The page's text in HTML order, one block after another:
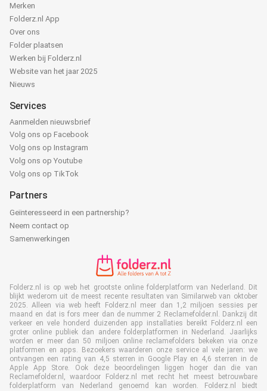
Merken
Folderz.nl App
Over ons
Folder plaatsen
Werken bij Folderz.nl
Website van het jaar 2025
Nieuws
Services
Aanmelden nieuwsbrief
Volg ons op Facebook
Volg ons op Instagram
Volg ons op Youtube
Volg ons op TikTok
Partners
Geïnteresseerd in een partnership?
Neem contact op
Samenwerkingen
Folderz.nl is op web het grootste online folderplatform van Nederland. Dit
blijkt wederom uit de meest recente resultaten van Similarweb van oktober
2025. Alleen via web heeft Folderz.nl meer dan 1,2 miljoen sessies per
maand en dat is fors meer dan de nummer 2 Reclamefolder.nl. Dankzij dit
verkeer en vele honderd duizenden app installaties bereikt Folderz.nl een
groter online publiek dan andere folderplatformen in Nederland. Jaarlijks
worden er meer dan 50 miljoen online reclamefolders bekeken via onze
platformen en apps. Bezoekers waarderen onze service al vele jaren: we
ontvangen een rating van 4,5 sterren in Google Play en 4,6 sterren in de
Apple App Store. Ook deze beoordelingen liggen hoger dan die van
Reclamefolder.nl, waardoor Folderz.nl met recht het meest betrouwbare
folderplatform van Nederland genoemd kan worden. Folderz.nl biedt